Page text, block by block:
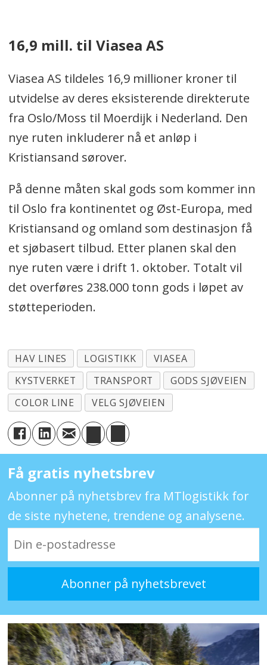
16,9 mill. til Viasea AS
Viasea AS tildeles 16,9 millioner kroner til
utvidelse av deres eksisterende direkterute
fra Oslo/Moss til Moerdijk i Nederland. Den
nye ruten inkluderer nå et anløp i
Kristiansand sørover.
På denne måten skal gods som kommer inn
til Oslo fra kontinentet og Øst-Europa, med
Kristiansand og omland som destinasjon få
et sjøbasert tilbud. Etter planen skal den
nye ruten være i drift 1. oktober. Totalt vil
det overføres 238.000 tonn gods i løpet av
støtteperioden.
HAV LINES LOGISTIKK
VIASEA
KYSTVERKET
TRANSPORT
GODS SJØVEIEN
COLOR LINE
VELG SJØVEIEN
Få gratis nyhetsbrev
Abonner på nyhetsbrev fra MTlogistikk for
de siste nyhetene, trendene og analysene.